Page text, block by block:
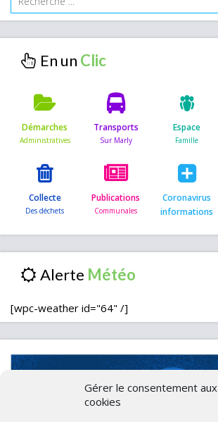
Gérer le consentement aux
cookies
En un
Démarches Transports Espace
Collecte Publications
Coronavirus
informations
Alerte
[wpc-weather id="64" /]